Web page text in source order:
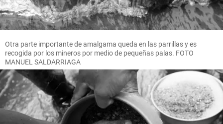
Otra parte importante de amalgama queda en las parrillas y es
recogida por los mineros por medio de pequeñas palas. FOTO
MANUEL SALDARRIAGA